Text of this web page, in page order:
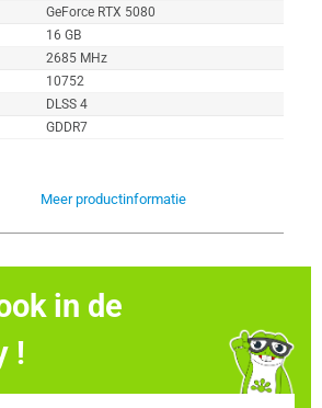
GeForce RTX 5080
16 GB
2685 MHz
10752
DLSS 4
GDDR7
Meer productinformatie
in de
!